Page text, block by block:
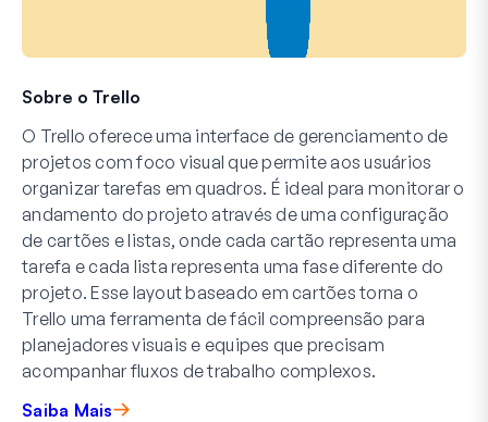
Sobre o Trello
O Trello oferece uma interface de gerenciamento de
projetos com foco visual que permite aos usuários
organizar tarefas em quadros. É ideal para monitorar o
andamento do projeto através de uma configuração
de cartões e listas, onde cada cartão representa uma
tarefa e cada lista representa uma fase diferente do
projeto. Esse layout baseado em cartões torna o
Trello uma ferramenta de fácil compreensão para
planejadores visuais e equipes que precisam
acompanhar fluxos de trabalho complexos.
Saiba Mais